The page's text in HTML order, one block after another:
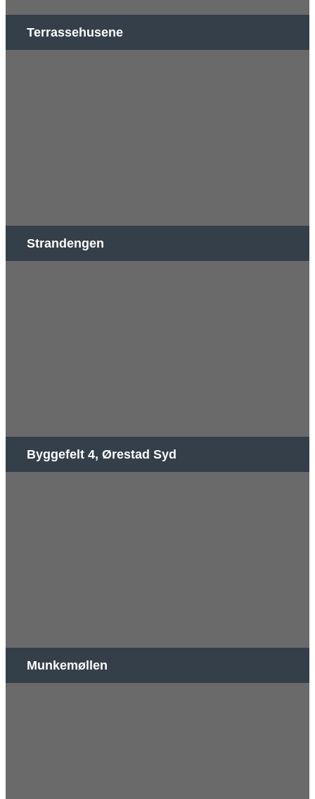
Terrassehusene
Strandengen
Byggefelt 4, Ørestad Syd
Munkemøllen